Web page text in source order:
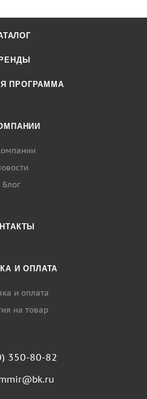
ПРОГРАММА
Блог
И ОПЛАТА
и оплата
на товар
350-80-82